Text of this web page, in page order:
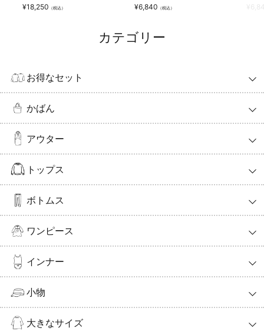
¥18,250 （税込）
¥6,840 （税込）
カテゴリー
お得なセット
かばん
アウター
トップス
ボトムス
ワンピース
インナー
小物
大きなサイズ